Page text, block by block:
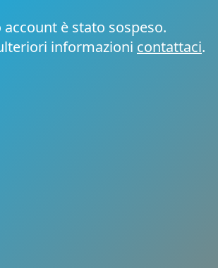
account è stato sospeso.
informazioni contattaci.